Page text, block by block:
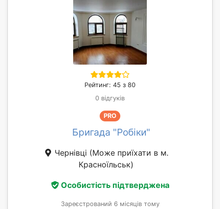
Рейтинг: 45 з 80
0 відгуків
PRO
Бригада "Робіки"
Чернівці (Може приїхати в м.
Красноїльськ)
Особистість підтверджена
Зареєстрований 6 місяців тому